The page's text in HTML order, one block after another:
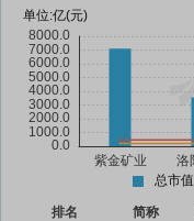
单位:亿(元)
总市值
排名 简称